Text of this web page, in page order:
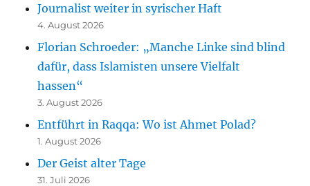
Journalist weiter in syrischer Haft
4. August 2026
Florian Schroeder: „Manche Linke sind blind
dafür, dass Islamisten unsere Vielfalt
hassen“
3. August 2026
Entführt in Raqqa: Wo ist Ahmet Polad?
1. August 2026
Der Geist alter Tage
31. Juli 2026